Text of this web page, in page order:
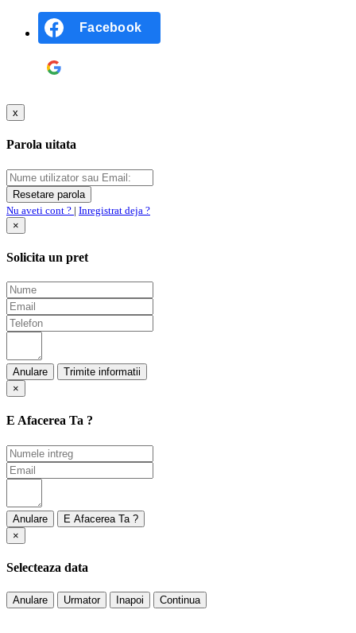
Facebook
x
Parola uitata
Nu aveti cont ? | Inregistrat deja ?
×
Solicita un pret
Anulare
×
E Afacerea Ta ?
Anulare
×
Selecteaza data
Anulare